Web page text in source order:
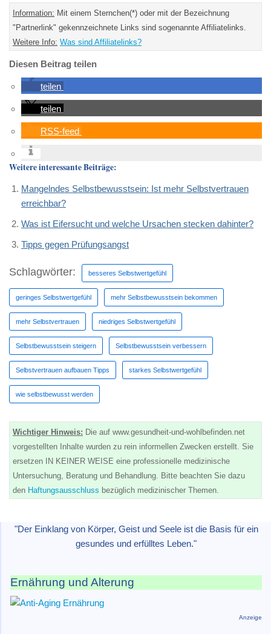
Information: Mit einem Sternchen(*) oder mit der Bezeichnung
"Partnerlink" gekennzeichnete Links sind sogenannte Affiliatelinks.
Weitere Info: Was sind Affiliatelinks?
Diesen Beitrag teilen
teilen
teilen
RSS-feed
Weitere interessante Beiträge:
Mangelndes Selbstbewusstsein: Ist mehr Selbstvertrauen
erreichbar?
Was ist Eifersucht und welche Ursachen stecken dahinter?
Tipps gegen Prüfungsangst
Schlagwörter: besseres Selbstwertgefühl
geringes Selbstwertgefühl mehr Selbstbewusstsein bekommen
mehr Selbstvertrauen niedriges Selbstwertgefühl
Selbstbewusstsein steigern Selbstbewusstsein verbessern
Selbstvertrauen aufbauen Tipps starkes Selbstwertgefühl
wie selbstbewusst werden
Wichtiger Hinweis: Die auf www.gesundheit-und-wohlbefinden.net
vorgestellten Inhalte wurden zu rein informellen Zwecken erstellt. Sie
ersetzen IN KEINER WEISE eine professionelle medizinische
Untersuchung, Beratung und Behandlung. Bitte beachten Sie dazu
den Haftungsausschluss bezüglich medizinischer Themen.
"Der Einklang von Körper, Geist und Seele ist die Basis für ein
gesundes und erfülltes Leben."
Ernährung und Alterung
Anzeige